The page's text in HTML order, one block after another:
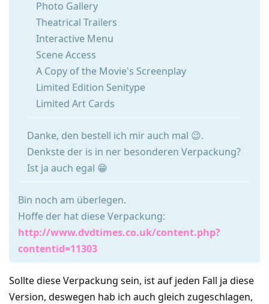
Photo Gallery
Theatrical Trailers
Interactive Menu
Scene Access
A Copy of the Movie's Screenplay
Limited Edition Senitype
Limited Art Cards
Danke, den bestell ich mir auch mal 😉.
Denkste der is in ner besonderen Verpackung?
Ist ja auch egal 😁
Bin noch am überlegen.
Hoffe der hat diese Verpackung:
http://www.dvdtimes.co.uk/content.php?
contentid=11303
Sollte diese Verpackung sein, ist auf jeden Fall ja diese
Version, deswegen hab ich auch gleich zugeschlagen,